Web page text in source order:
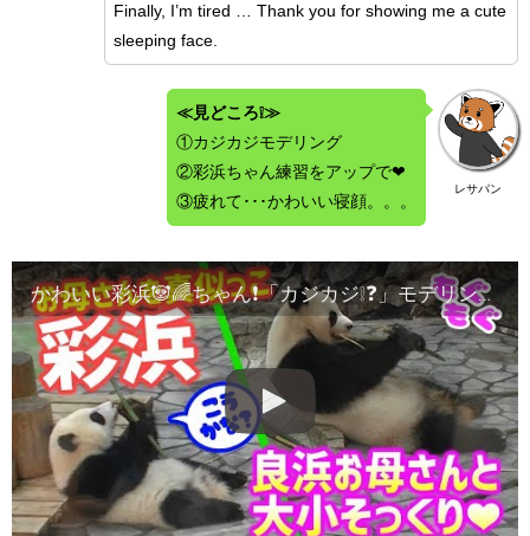
Finally, I’m tired … Thank you for showing me a cute
sleeping face.
レサパン
≪見どころ❕≫
①カジカジモデリング
②彩浜ちゃん練習をアップで❤
③疲れて･･･かわいい寝顔。。。
かわいい彩浜🐼🌈ちゃん❗「カジカジ❕❓」モデリングするぞ～❤そして･･･寝顔も😍ジャイアントパンダ アドベンチャーワールド ぱんだふる動画 Giantpanda Adventure Worl